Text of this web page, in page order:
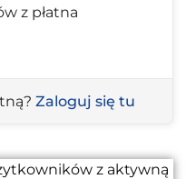
z płatna
Zaloguj się tu
z aktywną